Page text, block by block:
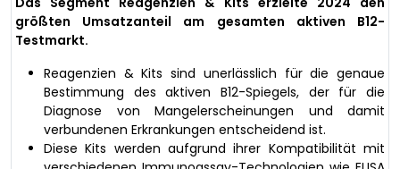
größten Umsatzanteil am gesamten aktiven B12-
Testmarkt.
Reagenzien & Kits sind unerlässlich für die genaue
Bestimmung des aktiven B12-Spiegels, der für die
Diagnose von Mangelerscheinungen und damit
verbundenen Erkrankungen entscheidend ist.
Diese Kits werden aufgrund ihrer Kompatibilität mit